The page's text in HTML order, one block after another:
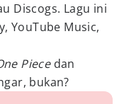
Discogs. Lagu ini
YouTube Music,
Piecedan
bukan?